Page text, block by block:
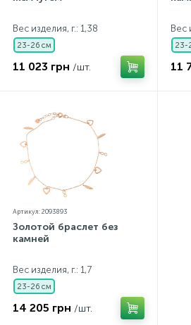
Вес изделия, г.: 1,38
23-26 см
11 023 грн /шт.
Вес
23-
11
Артикул: 2093893
Золотой браслет без
камней
Вес изделия, г.: 1,7
23-26 см
14 205 грн /шт.
О нас
Оплата и доставка
Серебряные цепочки
Серебряные аксессуары
Серебряные сувениры